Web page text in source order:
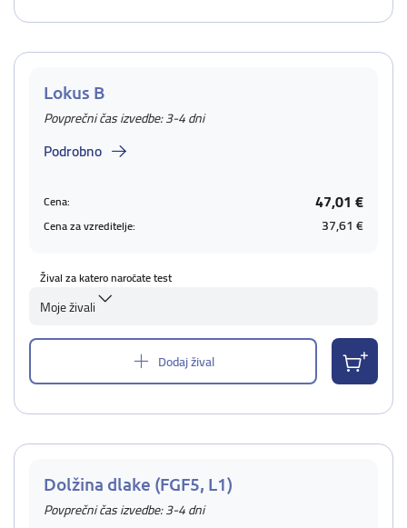
Lokus B
Povprečni čas izvedbe: 3-4 dni
Podrobno
Cena: 47,01 €
Cena za vzreditelje: 37,61 €
Žival za katero naročate test
Moje živali
Dodaj žival
Dolžina dlake (FGF5, L1)
Povprečni čas izvedbe: 3-4 dni